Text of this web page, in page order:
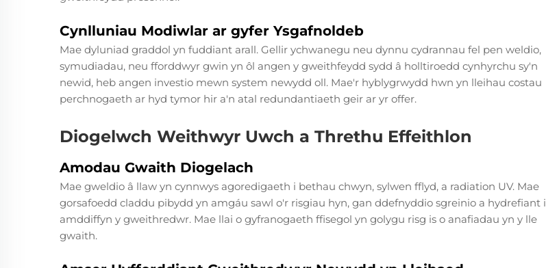
Cynlluniau Modiwlar ar gyfer Ysgafnoldeb
Mae dyluniad graddol yn fuddiant arall. Gellir ychwanegu neu dynnu cydrannau fel pen weldio,
symudiadau, neu fforddwyr gwin yn ôl angen y gweithfeydd sydd â holltiroedd cynhyrchu sy'n
newid, heb angen investio mewn system newydd oll. Mae'r hyblygrwydd hwn yn lleihau costau
perchnogaeth ar hyd tymor hir a'n atal redundantiaeth geir ar yr offer.
Diogelwch Weithwyr Uwch a Threthu Effeithlon
Amodau Gwaith Diogelach
Mae gweldio â llaw yn cynnwys agoredigaeth i bethau chwyn, sylwen fflyd, a radiation UV. Mae
gorsafoedd claddu pibydd yn amgáu sawl o'r risgiau hyn, gan ddefnyddio sgreinio a hydrefiant i
amddiffyn y gweithredwr. Mae llai o gyfranogaeth ffisegol yn golygu risg is o anafiadau yn y lle
gwaith.